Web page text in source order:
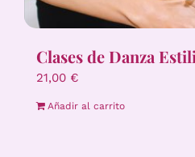
Clases de Danza
21,00 €
Añadir al carrito